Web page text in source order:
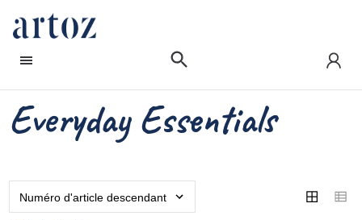
Everyday Essentials